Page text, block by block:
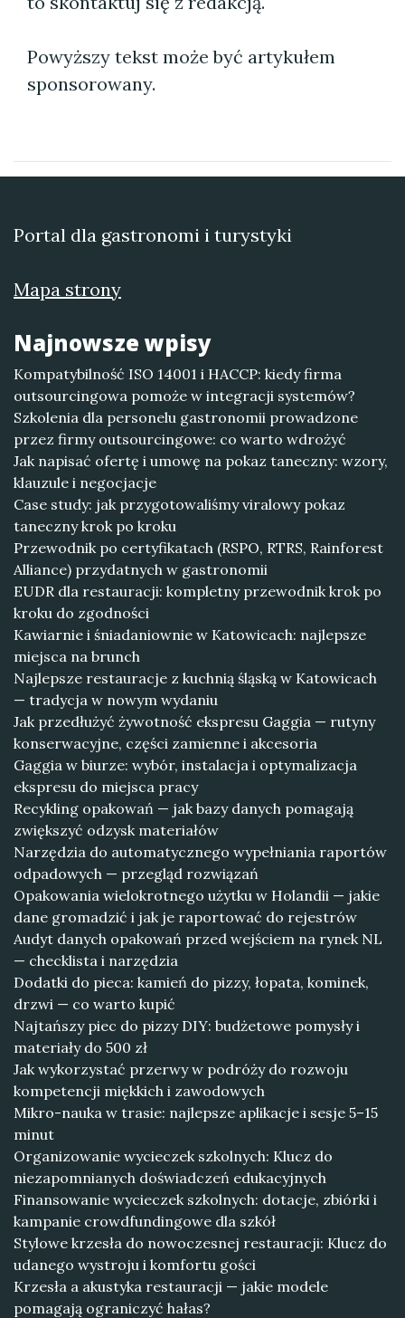
Powyższy tekst może być artykułem
sponsorowany.
Portal dla gastronomi i turystyki
Mapa strony
Najnowsze wpisy
Kompatybilność ISO 14001 i HACCP: kiedy firma
outsourcingowa pomoże w integracji systemów?
Szkolenia dla personelu gastronomii prowadzone
przez firmy outsourcingowe: co warto wdrożyć
Jak napisać ofertę i umowę na pokaz taneczny: wzory,
klauzule i negocjacje
Case study: jak przygotowaliśmy viralowy pokaz
taneczny krok po kroku
Przewodnik po certyfikatach (RSPO, RTRS, Rainforest
Alliance) przydatnych w gastronomii
EUDR dla restauracji: kompletny przewodnik krok po
kroku do zgodności
Kawiarnie i śniadaniownie w Katowicach: najlepsze
miejsca na brunch
Najlepsze restauracje z kuchnią śląską w Katowicach
— tradycja w nowym wydaniu
Jak przedłużyć żywotność ekspresu Gaggia — rutyny
konserwacyjne, części zamienne i akcesoria
Gaggia w biurze: wybór, instalacja i optymalizacja
ekspresu do miejsca pracy
Recykling opakowań — jak bazy danych pomagają
zwiększyć odzysk materiałów
Narzędzia do automatycznego wypełniania raportów
odpadowych — przegląd rozwiązań
Opakowania wielokrotnego użytku w Holandii — jakie
dane gromadzić i jak je raportować do rejestrów
Audyt danych opakowań przed wejściem na rynek NL
— checklista i narzędzia
Dodatki do pieca: kamień do pizzy, łopata, kominek,
drzwi — co warto kupić
Najtańszy piec do pizzy DIY: budżetowe pomysły i
materiały do 500 zł
Jak wykorzystać przerwy w podróży do rozwoju
kompetencji miękkich i zawodowych
Mikro-nauka w trasie: najlepsze aplikacje i sesje 5–15
minut
Organizowanie wycieczek szkolnych: Klucz do
niezapomnianych doświadczeń edukacyjnych
Finansowanie wycieczek szkolnych: dotacje, zbiórki i
kampanie crowdfundingowe dla szkół
Stylowe krzesła do nowoczesnej restauracji: Klucz do
udanego wystroju i komfortu gości
Krzesła a akustyka restauracji — jakie modele
pomagają ograniczyć hałas?